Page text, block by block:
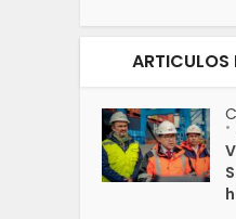
ARTICULOS
•